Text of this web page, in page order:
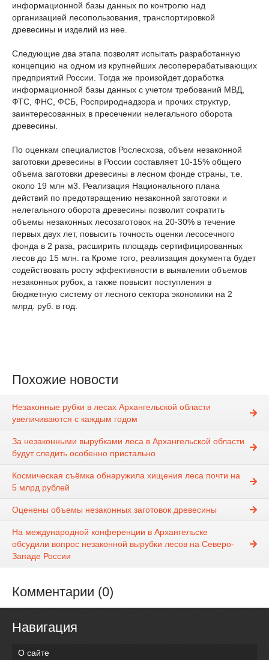
информационной базы данных по контролю над
организацией лесопользования, транспортировкой
древесины и изделий из нее.
Следующие два этапа позволят испытать разработанную
концепцию на одном из крупнейших лесоперерабатывающих
предприятий России. Тогда же произойдет доработка
информационной базы данных с учетом требований МВД,
ФТС, ФНС, ФСБ, Росприроднадзора и прочих структур,
заинтересованных в пресечении нелегального оборота
древесины.
По оценкам специалистов Рослесхоза, объем незаконной
заготовки древесины в России составляет 10-15% общего
объема заготовки древесины в лесном фонде страны, т.е.
около 19 млн м3 . Реализация Национального плана
действий по предотвращению незаконной заготовки и
нелегального оборота древесины позволит сократить
объемы незаконных лесозаготовок на 20-30% в течение
первых двух лет, повысить точность оценки лесосечного
фонда в 2 раза, расширить площадь сертифицированных
лесов до 15 млн. га Кроме того, реализация документа будет
содействовать росту эффективности в выявлении объемов
незаконных рубок, а также повысит поступления в
бюджетную систему от лесного сектора экономики на 2
млрд. руб. в год.
Похожие новости
Незаконные рубки в лесах Архангельской области
увеличиваются с каждым годом
За незаконными вырубками леса в Архангельской области
будут следить особенно пристально
Космическая съёмка обнаружила хищения леса почти на
5 млрд рублей
Оценены объемы незаконных заготовок древесины
На международной конференции в Архангельске
обсудили вопрос незаконной вырубки лесов на Северо-
Западе России
Комментарии (0)
Навигация
О сайте